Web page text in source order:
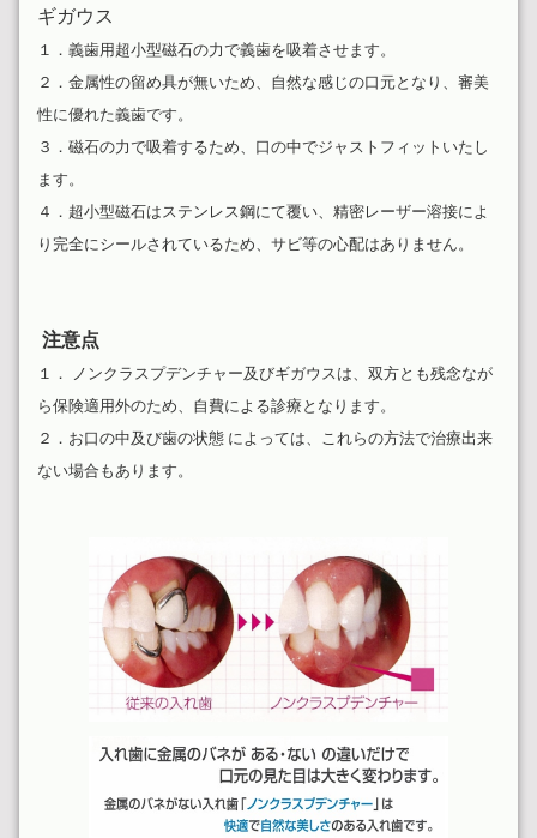
ギガウス
１．義歯用超小型磁石の力で義歯を吸着させます。
２．金属性の留め具が無いため、自然な感じの口元となり、審美
性に優れた義歯です。
３．磁石の力で吸着するため、口の中でジャストフィットいたし
ます。
４．超小型磁石はステンレス鋼にて覆い、精密レーザー溶接によ
り完全にシールされているため、サビ等の心配はありません。
注意点
１． ノンクラスプデンチャー及びギガウスは、双方とも残念なが
ら保険適用外のため、自費による診療となります。
２．お口の中及び歯の状態 によっては、これらの方法で治療出来
ない場合もあります。